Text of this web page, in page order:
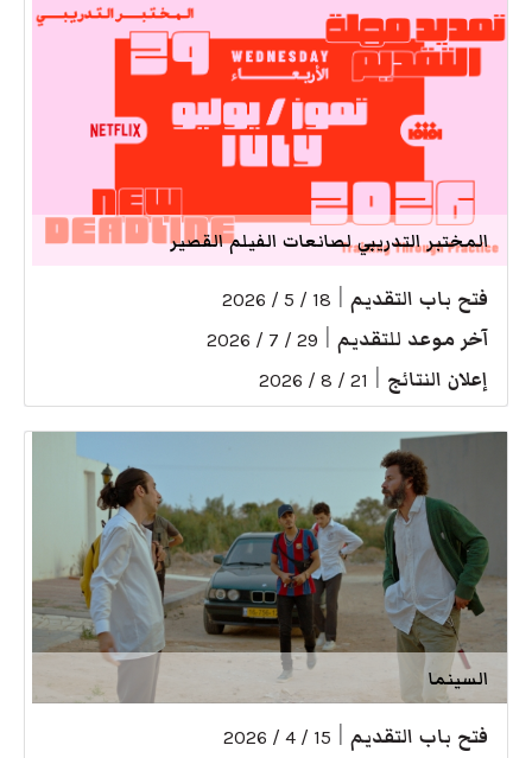
المختبر التدريبي لصانعات الفيلم القصير
فتح باب التقديم 18 / 5 / 2026
آخر موعد للتقديم 29 / 7 / 2026
إعلان النتائج 21 / 8 / 2026
السينما
فتح باب التقديم 15 / 4 / 2026